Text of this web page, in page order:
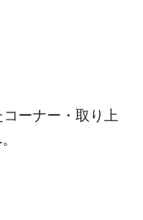
ーナー・取り上